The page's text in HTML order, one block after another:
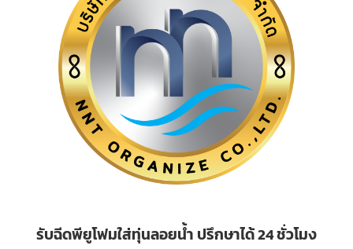
รับฉีดพียูโฟมใส่ทุ่นลอยน้ำ ปรึกษาได้ 24 ชั่วโมง